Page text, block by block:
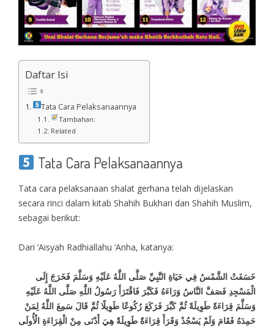
Daftar Isi
Tata Cara Pelaksanaannya
Tambahan:
Related
Tata Cara Pelaksanaannya
Tata cara pelaksanaan shalat gerhana telah dijelaskan
secara rinci dalam kitab Shahih Bukhari dan Shahih Muslim,
sebagai berikut:
Dari ‘Aisyah Radhiallahu ‘Anha, katanya:
خَسَفَتْ الشَّمْسُ فِي حَيَاةِ النَّبِيِّ صَلَّى اللَّهُ عَلَيْهِ وَسَلَّمَ فَخَرَجَ إِلَى
الْمَسْجِدِ فَصَفَّ النَّاسُ وَرَاءَهُ فَكَبَّرَ فَاقْتَرَأَ رَسُولُ اللَّهِ صَلَّى اللَّهُ عَلَيْهِ
وَسَلَّمَ قِرَاءَةً طَوِيلَةً ثُمَّ كَبَّرَ فَرَكَعَ رُكُوعًا طَوِيلًا ثُمَّ قَالَ سَمِعَ اللَّهُ لِمَنْ
حَمِدَهُ فَقَامَ وَلَمْ يَسْجُدْ وَقَرَأَ قِرَاءَةً طَوِيلَةً هِيَ أَدْنَى مِنْ الْقِرَاءَةِ الْأُولَى